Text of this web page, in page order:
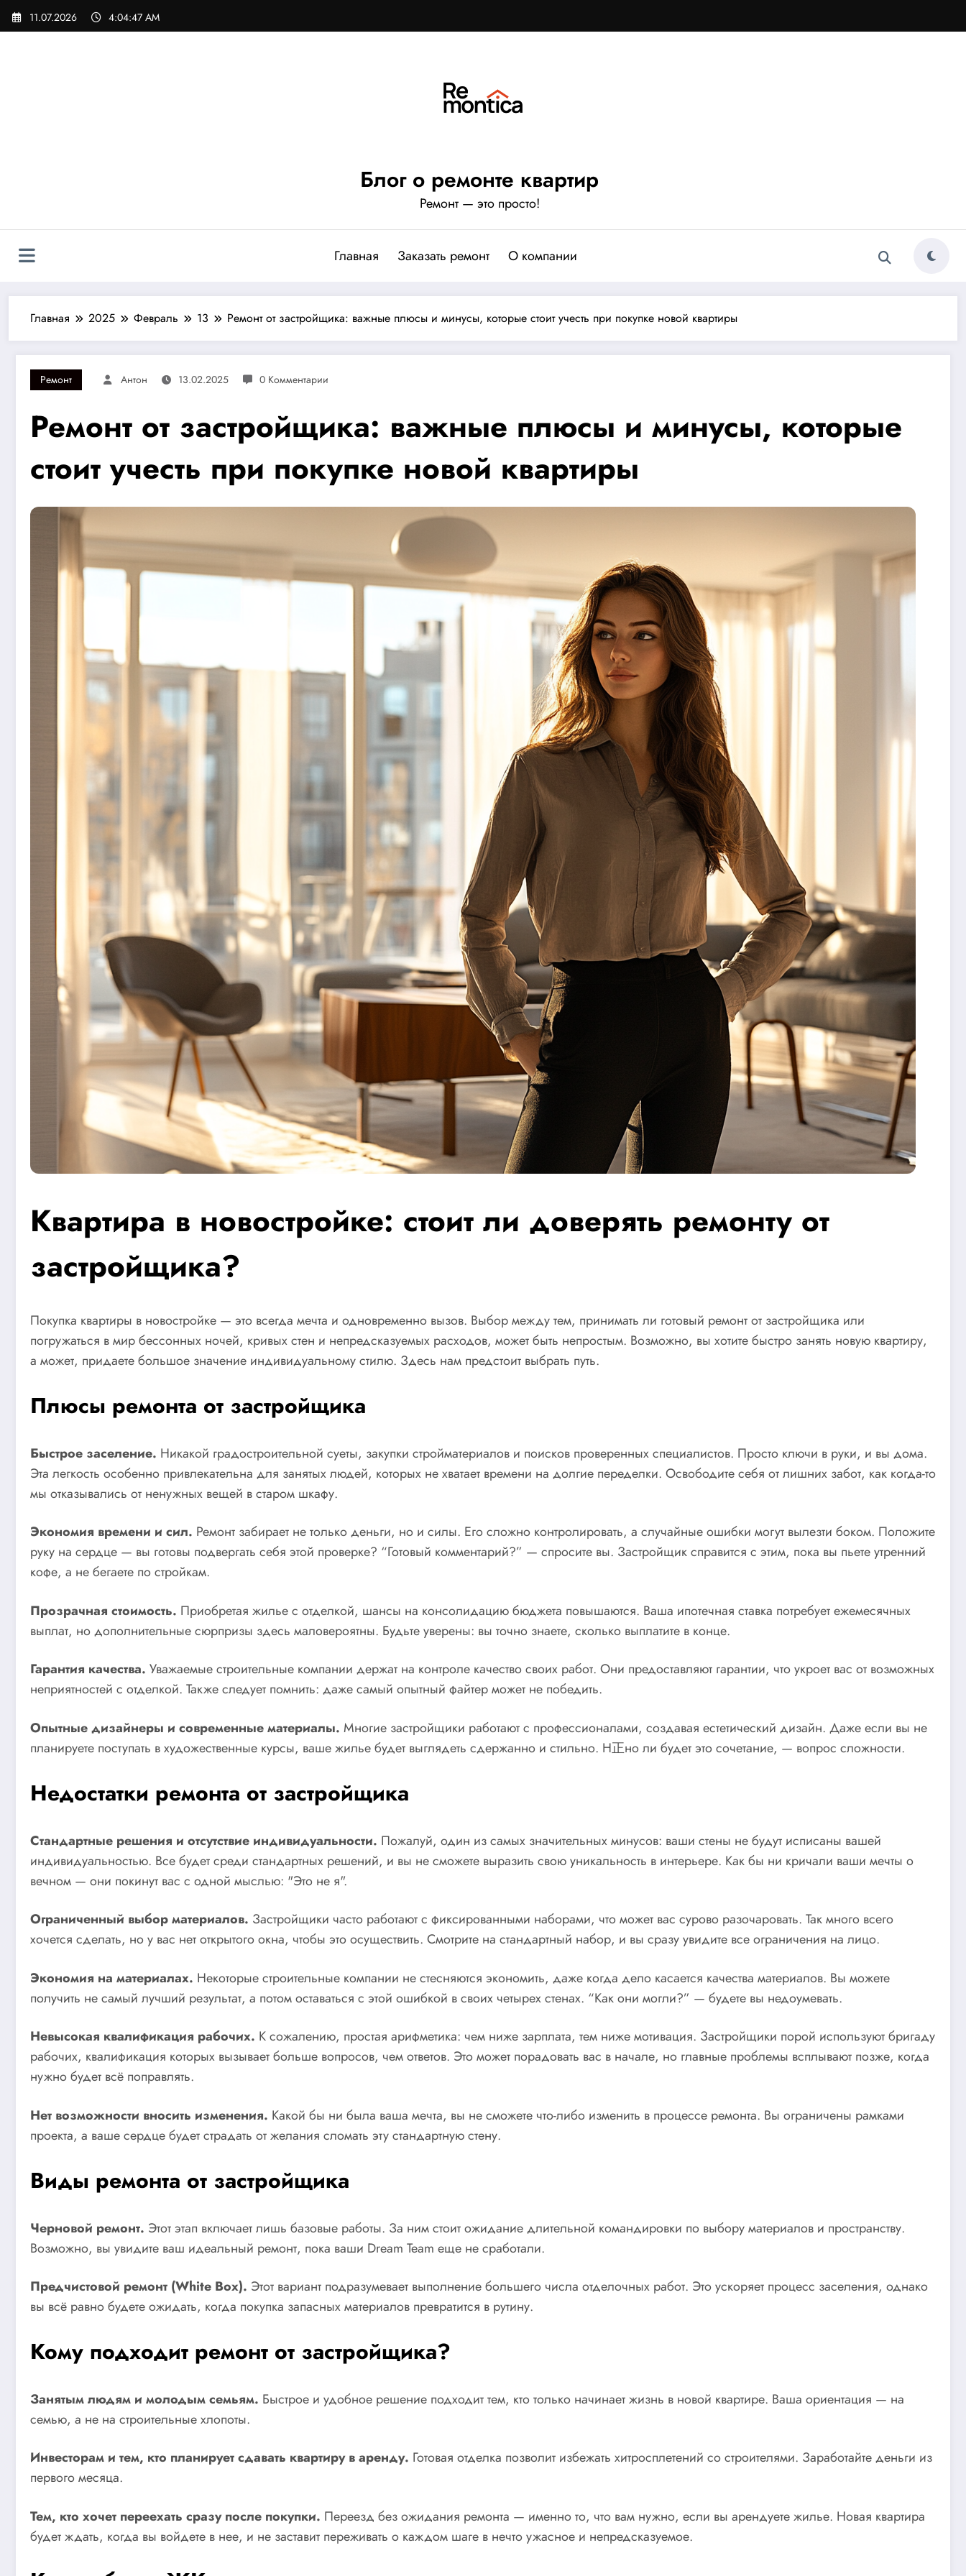
Перейти
11.07.2026 4:04:49 AM
Блог о ремонте квартир
Ремонт — это просто!
Главная Заказать ремонт О компании
Главная 2025 Февраль 13 Ремонт от застройщика: важные плюсы и минусы, которые стоит учесть при покупке новой квартиры
Ремонт Антон 13.02.2025 0 Комментарии
Ремонт от застройщика: важные плюсы и минусы, которые
стоит учесть при покупке новой квартиры
Квартира в новостройке: стоит ли доверять ремонту от
застройщика?
Покупка квартиры в новостройке — это всегда мечта и одновременно вызов. Выбор между тем, принимать ли готовый ремонт от застройщика или
погружаться в мир бессонных ночей, кривых стен и непредсказуемых расходов, может быть непростым. Возможно, вы хотите быстро занять новую квартиру,
а может, придаете большое значение индивидуальному стилю. Здесь нам предстоит выбрать путь.
Плюсы ремонта от застройщика
Быстрое заселение. Никакой градостроительной суеты, закупки стройматериалов и поисков проверенных специалистов. Просто ключи в руки, и вы дома.
Эта легкость особенно привлекательна для занятых людей, которых не хватает времени на долгие переделки. Освободите себя от лишних забот, как когда-то
мы отказывались от ненужных вещей в старом шкафу.
Экономия времени и сил. Ремонт забирает не только деньги, но и силы. Его сложно контролировать, а случайные ошибки могут вылезти боком. Положите
руку на сердце — вы готовы подвергать себя этой проверке? “Готовый комментарий?” — спросите вы. Застройщик справится с этим, пока вы пьете утренний
кофе, а не бегаете по стройкам.
Прозрачная стоимость. Приобретая жилье с отделкой, шансы на консолидацию бюджета повышаются. Ваша ипотечная ставка потребует ежемесячных
выплат, но дополнительные сюрпризы здесь маловероятны. Будьте уверены: вы точно знаете, сколько выплатите в конце.
Гарантия качества. Уважаемые строительные компании держат на контроле качество своих работ. Они предоставляют гарантии, что укроет вас от возможных
неприятностей с отделкой. Также следует помнить: даже самый опытный файтер может не победить.
Опытные дизайнеры и современные материалы. Многие застройщики работают с профессионалами, создавая естетический дизайн. Даже если вы не
планируете поступать в художественные курсы, ваше жилье будет выглядеть сдержанно и стильно. Н正но ли будет это сочетание, — вопрос сложности.
Недостатки ремонта от застройщика
Стандартные решения и отсутствие индивидуальности. Пожалуй, один из самых значительных минусов: ваши стены не будут исписаны вашей
индивидуальностью. Все будет среди стандартных решений, и вы не сможете выразить свою уникальность в интерьере. Как бы ни кричали ваши мечты о
вечном — они покинут вас с одной мыслью: "Это не я".
Ограниченный выбор материалов. Застройщики часто работают с фиксированными наборами, что может вас сурово разочаровать. Так много всего
хочется сделать, но у вас нет открытого окна, чтобы это осуществить. Смотрите на стандартный набор, и вы сразу увидите все ограничения на лицо.
Экономия на материалах. Некоторые строительные компании не стесняются экономить, даже когда дело касается качества материалов. Вы можете
получить не самый лучший результат, а потом оставаться с этой ошибкой в своих четырех стенах. “Как они могли?” — будете вы недоумевать.
Невысокая квалификация рабочих. К сожалению, простая арифметика: чем ниже зарплата, тем ниже мотивация. Застройщики порой используют бригаду
рабочих, квалификация которых вызывает больше вопросов, чем ответов. Это может порадовать вас в начале, но главные проблемы всплывают позже, когда
нужно будет всё поправлять.
Нет возможности вносить изменения. Какой бы ни была ваша мечта, вы не сможете что-либо изменить в процессе ремонта. Вы ограничены рамками
проекта, а ваше сердце будет страдать от желания сломать эту стандартную стену.
Виды ремонта от застройщика
Черновой ремонт. Этот этап включает лишь базовые работы. За ним стоит ожидание длительной командировки по выбору материалов и пространству.
Возможно, вы увидите ваш идеальный ремонт, пока ваши Dream Team еще не сработали.
Предчистовой ремонт (White Box). Этот вариант подразумевает выполнение большего числа отделочных работ. Это ускоряет процесс заселения, однако
вы всё равно будете ожидать, когда покупка запасных материалов превратится в рутину.
Кому подходит ремонт от застройщика?
Занятым людям и молодым семьям. Быстрое и удобное решение подходит тем, кто только начинает жизнь в новой квартире. Ваша ориентация — на
семью, а не на строительные хлопоты.
Инвесторам и тем, кто планирует сдавать квартиру в аренду. Готовая отделка позволит избежать хитросплетений со строителями. Заработайте деньги из
первого месяца.
Тем, кто хочет переехать сразу после покупки. Переезд без ожидания ремонта — именно то, что вам нужно, если вы арендуете жилье. Новая квартира
будет ждать, когда вы войдете в нее, и не заставит переживать о каждом шаге в нечто ужасное и непредсказуемое.